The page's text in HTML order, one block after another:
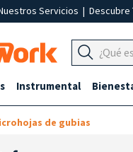
Servicios | Descubre
Instrumental
de gubias